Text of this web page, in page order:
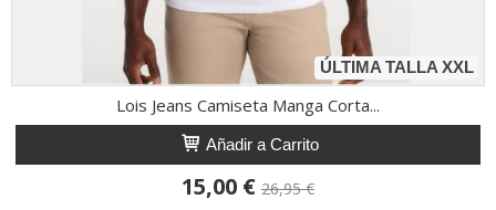
ÚLTIMA TALLA XXL
Lois Jeans Camiseta Manga Corta...
Añadir a Carrito
15,00 € 26,95 €